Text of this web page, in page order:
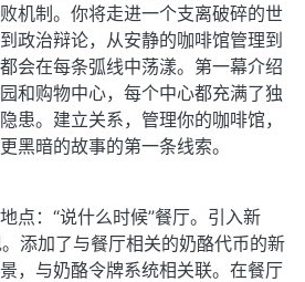
机制。你将走进一个支离破碎的世
政治辩论，从安静的咖啡馆管理到
会在每条弧线中荡漾。第一幕介绍
和购物中心，每个中心都充满了独
患。建立关系，管理你的咖啡馆，
黑暗的故事的第一条线索。
点：“说什么时候”餐厅。引入新
添加了与餐厅相关的奶酪代币的新
，与奶酪令牌系统相关联。在餐厅